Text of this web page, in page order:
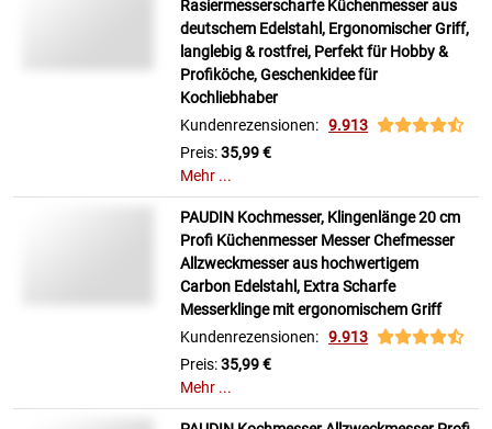
Rasiermesserscharfe Küchenmesser aus
deutschem Edelstahl, Ergonomischer Griff,
langlebig & rostfrei, Perfekt für Hobby &
Profiköche, Geschenkidee für
Kochliebhaber
Kundenrezensionen: 9.913
Preis:35,99 €
Mehr ...
PAUDIN Kochmesser, Klingenlänge 20 cm
Profi Küchenmesser Messer Chefmesser
Allzweckmesser aus hochwertigem
Carbon Edelstahl, Extra Scharfe
Messerklinge mit ergonomischem Griff
Kundenrezensionen: 9.913
Preis:35,99 €
Mehr ...